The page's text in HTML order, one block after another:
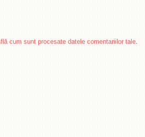
cum sunt procesate datele comentariilor tale.